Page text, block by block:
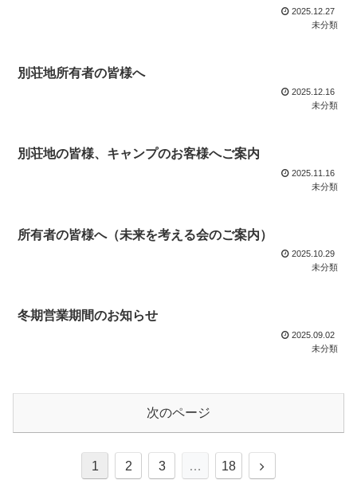
2025.12.27
未分類
別荘地所有者の皆様へ
2025.12.16
未分類
別荘地の皆様、キャンプのお客様へご案内
2025.11.16
未分類
所有者の皆様へ（未来を考える会のご案内）
2025.10.29
未分類
冬期営業期間のお知らせ
2025.09.02
未分類
次のページ
1 2 3 … 18